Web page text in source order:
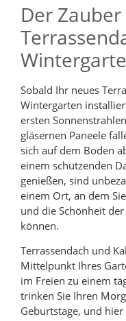
Der
Sobald Ihr neues
Wintergarten
ersten
gläsernen Paneele
sich auf dem Boden
einem schützenden
genießen, sind
einem Ort, an dem
und die Schönheit
können.
Terrassendach und
Mittelpunkt Ihres
im Freien zu einem
trinken Sie Ihren
Geburtstage, und